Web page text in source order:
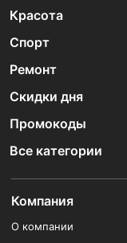
Красота
Спорт
Ремонт
Скидки дня
Промокоды
Все категории
Компания
О компании